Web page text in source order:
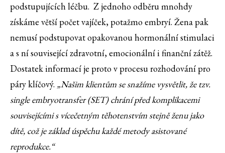
podstupujících léčbu. Z jednoho odběru mnohdy
získáme větší počet vajíček, potažmo embryí. Žena pak
nemusí podstupovat opakovanou hormonální stimulaci
a s ní související zdravotní, emocionální i finanční zátěž.
Dostatek informací je proto v procesu rozhodování pro
páry klíčový. „Našim klientům se snažíme vysvětlit, že tzv.
single embryotransfer (SET) chrání před komplikacemi
souvisejícími s vícečetným těhotenstvím stejně ženu jako
dítě, což je základ úspěchu každé metody asistované
reprodukce.“